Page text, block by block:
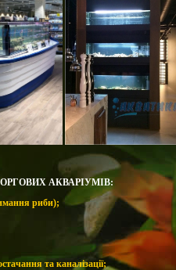
АКВАРІУМІВ:
риби);
та каналізації;